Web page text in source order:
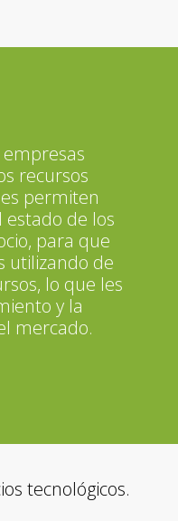
recursos
permiten
estado de los
para que
utilizando de
lo que les
y la
mercado.
tecnológicos.